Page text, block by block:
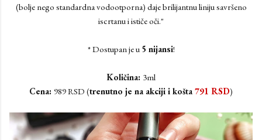
(bolje nego standardna vodootporna) daje brilijantnu liniju savršeno
iscrtanu i ističe oči."
* Dostupan je u 5 nijansi!
Količina: 3ml
Cena: 989 RSD (trenutno je na akciji i košta 791 RSD)